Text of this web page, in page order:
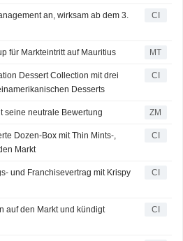
an, wirksam ab dem 3.
CI
für Markteintritt auf Mauritius MT
Dessert Collection mit drei
Desserts
CI
bekräftigt seine neutrale Bewertung ZM
Dozen-Box mit Thin Mints-,
Markt
CI
und Franchisevertrag mit Krispy
CI
auf den Markt und kündigt
CI